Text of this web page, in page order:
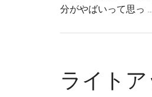
分がやばいって思っ …
ライト